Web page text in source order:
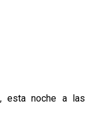
esta noche a las